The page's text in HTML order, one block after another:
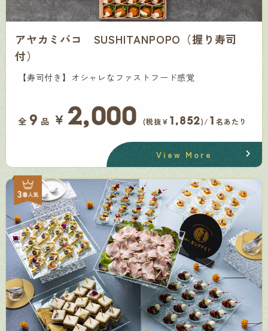
アヤカミバコ SUSHITANPOPO（握り寿司
付）
【寿司付き】オシャレなファストフード感覚
全 9 品 ￥ 2,000 (税抜¥ 1,852)/ 1 名あたり
View More